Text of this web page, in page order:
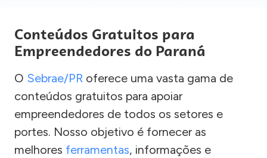
Conteúdos Gratuitos para
Empreendedores do Paraná
O Sebrae/PR oferece uma vasta gama de
conteúdos gratuitos para apoiar
empreendedores de todos os setores e
portes. Nosso objetivo é fornecer as
melhores ferramentas, informações e